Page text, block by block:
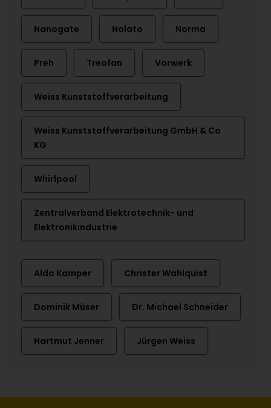
Nanogate Nolato Norma
Preh Treofan Vorwerk
Weiss Kunststoffverarbeitung
Weiss Kunststoffverarbeitung GmbH & Co
KG
Whirlpool
Zentralverband Elektrotechnik- und
Elektronikindustrie
Aldo Kamper Christer Wahlquist
Dominik Müser Dr. Michael Schneider
Hartmut Jenner Jürgen Weiss